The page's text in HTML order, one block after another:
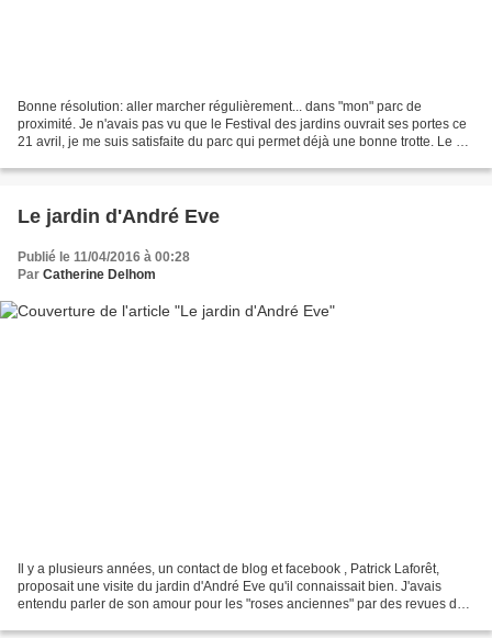
Bonne résolution: aller marcher régulièrement... dans "mon" parc de
proximité. Je n'avais pas vu que le Festival des jardins ouvrait ses portes ce
21 avril, je me suis satisfaite du parc qui permet déjà une bonne trotte. Le but
Le jardin d'André Eve
Publié le 11/04/2016 à 00:28
Par Catherine Delhom
Il y a plusieurs années, un contact de blog et facebook , Patrick Laforêt,
proposait une visite du jardin d'André Eve qu'il connaissait bien. J'avais
entendu parler de son amour pour les "roses anciennes" par des revues de